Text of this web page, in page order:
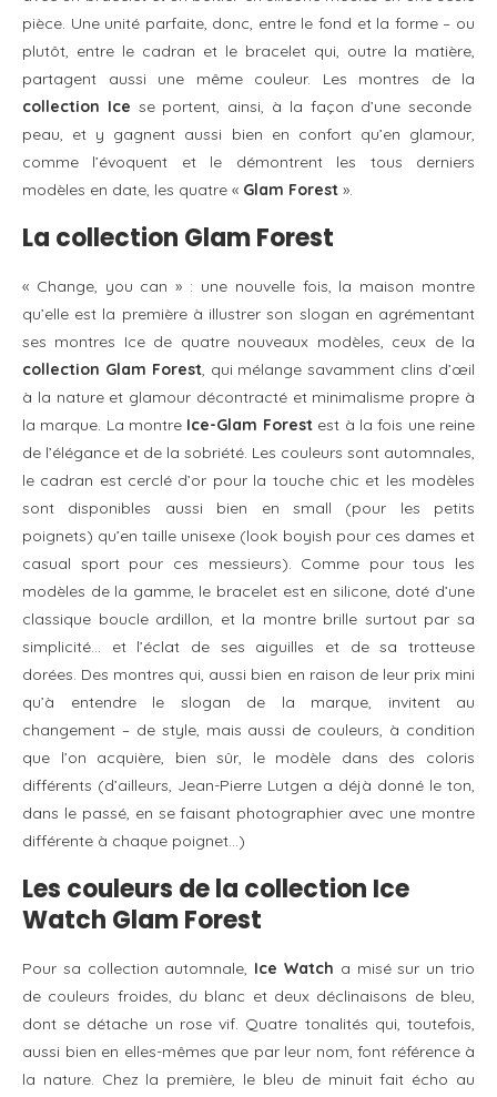
pièce. Une unité parfaite, donc, entre le fond et la forme – ou
plutôt, entre le cadran et le bracelet qui, outre la matière,
partagent aussi une même couleur. Les montres de la
collection Ice se portent, ainsi, à la façon d’une seconde
peau, et y gagnent aussi bien en confort qu’en glamour,
comme l’évoquent et le démontrent les tous derniers
modèles en date, les quatre « Glam Forest ».
La collection Glam Forest
« Change, you can » : une nouvelle fois, la maison montre
qu’elle est la première à illustrer son slogan en agrémentant
ses montres Ice de quatre nouveaux modèles, ceux de la
collection Glam Forest, qui mélange savamment clins d’œil
à la nature et glamour décontracté et minimalisme propre à
la marque. La montre Ice-Glam Forestest à la fois une reine
de l’élégance et de la sobriété. Les couleurs sont automnales,
le cadran est cerclé d’or pour la touche chic et les modèles
sont disponibles aussi bien en small (pour les petits
poignets) qu’en taille unisexe (look boyish pour ces dames et
casual sport pour ces messieurs). Comme pour tous les
modèles de la gamme, le bracelet est en silicone, doté d’une
classique boucle ardillon, et la montre brille surtout par sa
simplicité… et l’éclat de ses aiguilles et de sa trotteuse
dorées. Des montres qui, aussi bien en raison de leur prix mini
qu’à entendre le slogan de la marque, invitent au
changement – de style, mais aussi de couleurs, à condition
que l’on acquière, bien sûr, le modèle dans des coloris
différents (d’ailleurs, Jean-Pierre Lutgen a déjà donné le ton,
dans le passé, en se faisant photographier avec une montre
différente à chaque poignet…)
Les couleurs de la collection Ice
Watch Glam Forest
Pour sa collection automnale, Ice Watch a misé sur un trio
de couleurs froides, du blanc et deux déclinaisons de bleu,
dont se détache un rose vif. Quatre tonalités qui, toutefois,
aussi bien en elles-mêmes que par leur nom, font référence à
la nature. Chez la première, le bleu de minuit fait écho au